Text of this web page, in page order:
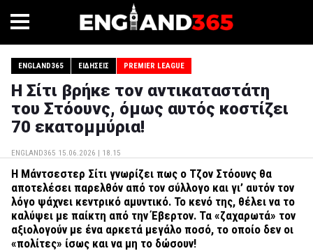
ENGLAND365 ΕΙΔΉΣΕΙΣ PREMIER LEAGUE
Η Σίτι βρήκε τον αντικαταστάτη
του Στόουνς, όμως αυτός κοστίζει
70 εκατομμύρια!
ENGLAND365 15.06.2026 | 18.15
Η Μάντσεστερ Σίτι γνωρίζει πως ο Τζον Στόουνς θα
αποτελέσει παρελθόν από τον σύλλογο και γι’ αυτόν τον
λόγο ψάχνει κεντρικό αμυντικό. Το κενό της, θέλει να το
καλύψει με παίκτη από την Έβερτον. Τα «ζαχαρωτά» τον
αξιολογούν με ένα αρκετά μεγάλο ποσό, το οποίο δεν οι
«πολίτες» ίσως και να μη το δώσουν!